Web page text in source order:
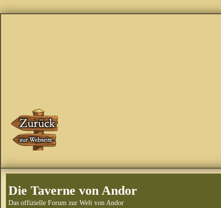
Die Taverne von Andor
Das offizielle Forum zur Welt von Andor